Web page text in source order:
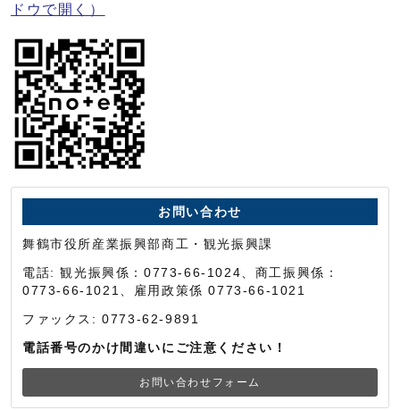
ドウで開く）
お問い合わせ
舞鶴市役所産業振興部商工・観光振興課
電話: 観光振興係：0773-66-1024、商工振興係：
0773-66-1021、雇用政策係 0773-66-1021
ファックス: 0773-62-9891
電話番号のかけ間違いにご注意ください！
お問い合わせフォーム